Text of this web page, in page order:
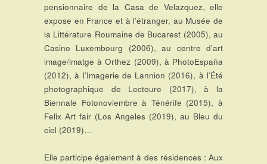
pensionnaire de la Casa de Velazquez, elle
expose en France et à l’étranger, au Musée de
la Littérature Roumaine de Bucarest (2005), au
Casino Luxembourg (2006), au centre d’art
image/imatge à Orthez (2009), à PhotoEspaña
(2012), à l’Imagerie de Lannion (2016), à l’Été
photographique de Lectoure (2017), à la
Biennale Fotonoviembre à Ténérife (2015), à
Felix Art fair (Los Angeles (2019), au Bleu du
ciel (2019)…
Elle participe également à des résidences : Aux